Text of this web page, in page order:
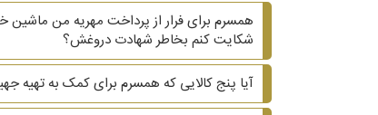
همسرم برای فرار از پرداخت مهریه من ماشین
شکایت کنم بخاطر شهادت دروغش؟
آیا پنج کالایی که همسرم برای کمک به تهیه